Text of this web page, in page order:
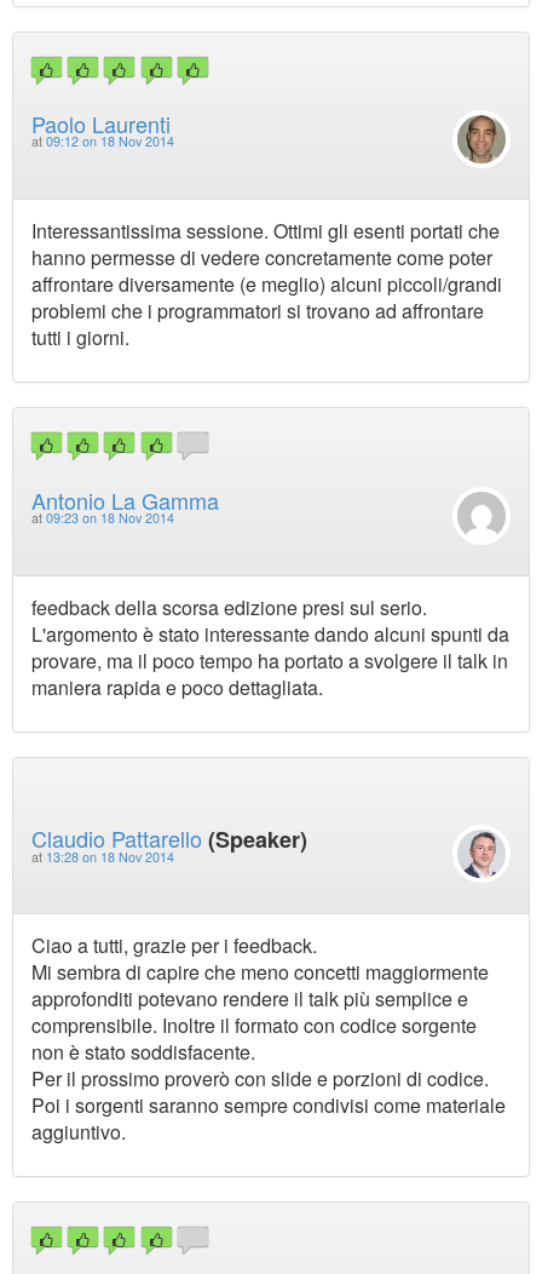
Paolo Laurenti
at 09:12 on 18 Nov 2014
Interessantissima sessione. Ottimi gli esenti portati che
hanno permesse di vedere concretamente come poter
affrontare diversamente (e meglio) alcuni piccoli/grandi
problemi che i programmatori si trovano ad affrontare
tutti i giorni.
Antonio La Gamma
at 09:23 on 18 Nov 2014
feedback della scorsa edizione presi sul serio.
L'argomento è stato interessante dando alcuni spunti da
provare, ma il poco tempo ha portato a svolgere il talk in
maniera rapida e poco dettagliata.
Claudio Pattarello (Speaker)
at 13:28 on 18 Nov 2014
Ciao a tutti, grazie per i feedback.
Mi sembra di capire che meno concetti maggiormente
approfonditi potevano rendere il talk più semplice e
comprensibile. Inoltre il formato con codice sorgente
non è stato soddisfacente.
Per il prossimo proverò con slide e porzioni di codice.
Poi i sorgenti saranno sempre condivisi come materiale
aggiuntivo.